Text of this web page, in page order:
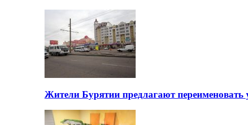
Жители Бурятии предлагают